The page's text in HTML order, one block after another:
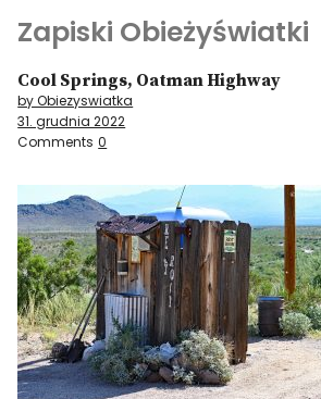
Zapiski Obieżyświatki
Podróże
Kultura i sztuka
Kątem oka
O-fiszki
Niezwyczajne ściany
Dom na kółkach
Cool Springs, Oatman Highway
by Obiezyswiatka
31. grudnia 2022
Comments 0